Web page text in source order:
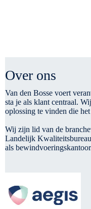
Over ons
Van den Bosse voert
sta je als klant centraal.
oplossing te vinden die
Wij zijn lid van de
Landelijk
als